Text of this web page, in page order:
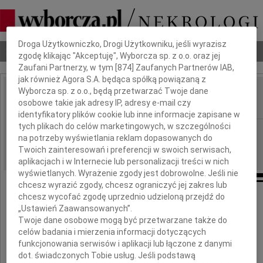
Nekrologi Odeszli Poradnik pogrzebowy
IMIĘ I NAZWISKO: Feliks Pawlic
REGION: Lublin
DATA EMISJI: 20.10.2016
Z głębokim żalem zawiadamiamy,
że dnia 18 października 2016 roku zmarł
Dbamy o Twoją prywatność
Droga Użytkowniczko, Drogi Użytkowniku, jeśli wyrazisz
zgodę klikając "Akceptuję", Wyborcza sp. z o.o. oraz jej
Zaufani Partnerzy, w tym [874 ] Zaufanych Partnerów IAB,
jak również Agora S.A. będąca spółką powiązaną z
Wyborcza sp. z o.o., będą przetwarzać Twoje dane
osobowe takie jak adresy IP, adresy e-mail czy
identyfikatory plików cookie lub inne informacje zapisane w
tych plikach do celów marketingowych, w szczególności
na potrzeby wyświetlania reklam dopasowanych do
Twoich zainteresowań i preferencji w swoich serwisach,
aplikacjach i w Internecie lub personalizacji treści w nich
wyświetlanych. Wyrażenie zgody jest dobrowolne. Jeśli nie
chcesz wyrazić zgody, chcesz ograniczyć jej zakres lub
chcesz wycofać zgodę uprzednio udzieloną przejdź do
„Ustawień Zaawansowanych”.
Twoje dane osobowe mogą być przetwarzane także do
celów badania i mierzenia informacji dotyczących
funkcjonowania serwisów i aplikacji lub łączone z danymi
dot. świadczonych Tobie usług. Jeśli podstawą